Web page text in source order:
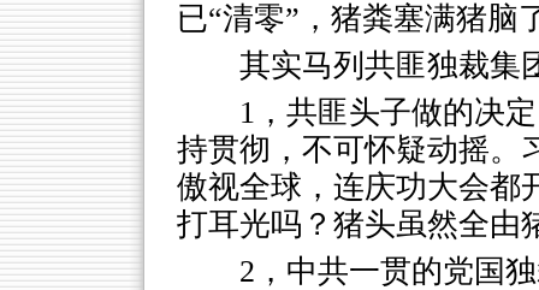
已“清零”，猪粪塞满猪脑
其实马列共匪独裁集
1，共匪头子做的决
持贯彻，不可怀疑动摇。
傲视全球，连庆功大会都
打耳光吗？猪头虽然全由
2，中共一贯的党国